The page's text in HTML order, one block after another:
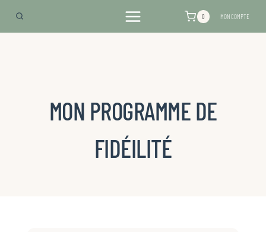
contenu
0 MON COMPTE
MON PROGRAMME DE
FIDÉILITÉ